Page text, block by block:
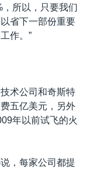
所以，只要我们
省下一部份重要
作。”
术公司和奇斯特
五亿美元，另外
年以前试飞的火
，每家公司都提